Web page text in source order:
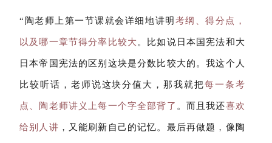
“陶老师上第一节课就会详细地讲明 考纲、得分点，
以及哪一章节得分率比较大 。比如说日本国宪法和大
日本帝国宪法的区别这块是分数比较大的。我这个人
比较听话，老师说这块分值大，那我就把每一条考
点、陶老师讲义上每一个字全部背了 。而且我还喜欢
给别人讲 ，又能刷新自己的记忆。最后再做题，像陶